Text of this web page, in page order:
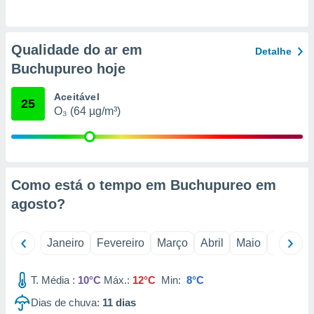
ou opor-
qualquer
em “
na
num
para
Qualidade do ar em
Buchupureo hoje
Detalhe
25 Aceitável
O₃ (64 µg/m³)
Como está o tempo em Buchupureo em
agosto?
Janeiro Fevereiro Março Abril Maio Junho
T. Média : 10°C Máx.: 12°C Min: 8°C
Dias de chuva: 11 dias